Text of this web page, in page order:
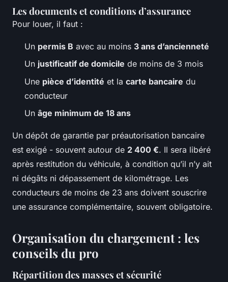
Les documents et conditions d’assurance
Pour louer, il faut :
Un permis B avec au moins 3 ans d’ancienneté
Un justificatif de domicile de moins de 3 mois
Une pièce d’identité et la carte bancaire du
conducteur
Un âge minimum de 18 ans
Un dépôt de garantie par préautorisation bancaire
est exigé - souvent autour de 2 400 €. Il sera libéré
après restitution du véhicule, à condition qu’il n’y ait
ni dégâts ni dépassement de kilométrage. Les
conducteurs de moins de 23 ans doivent souscrire
une assurance complémentaire, souvent obligatoire.
Organisation du chargement : les
conseils du pro
Répartition des masses et sécurité